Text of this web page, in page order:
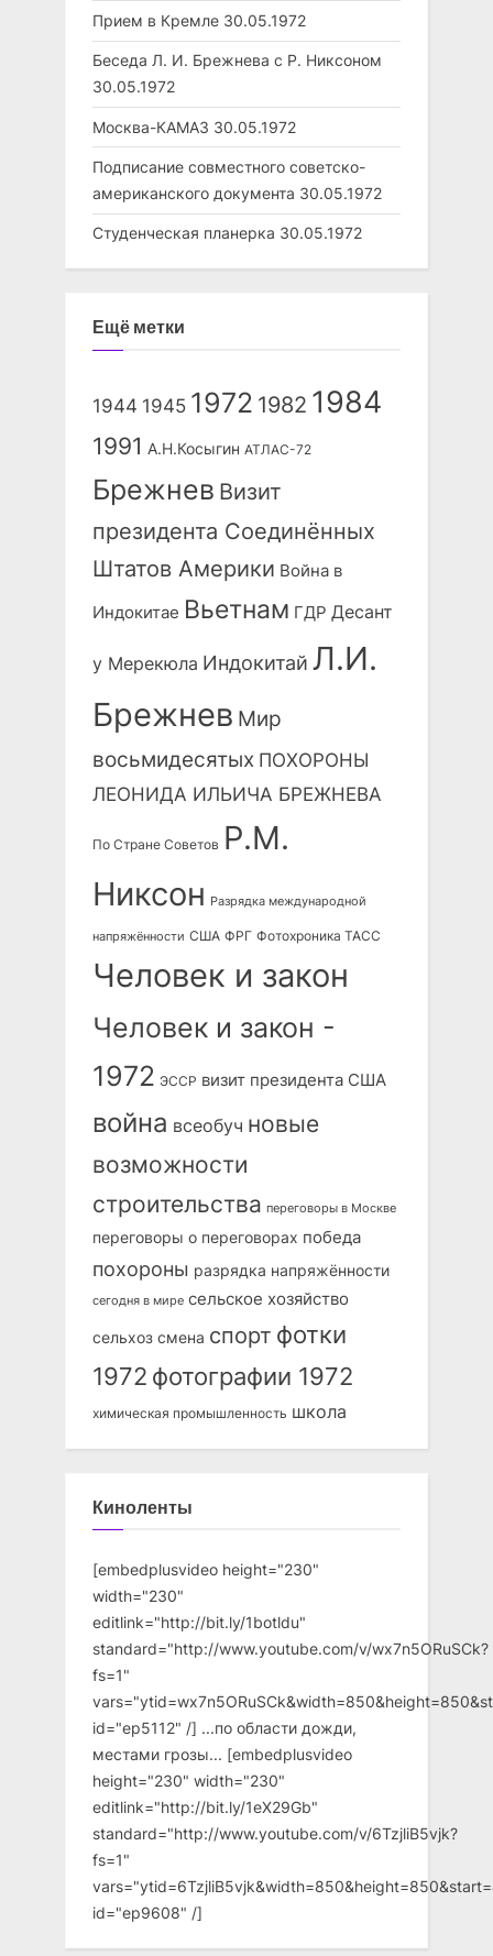
Прием в Кремле 30.05.1972
Беседа Л. И. Брежнева с Р. Никсоном
30.05.1972
Москва-КАМАЗ 30.05.1972
Подписание совместного советско-
американского документа 30.05.1972
Студенческая планерка 30.05.1972
Ещё метки
1944 1945 1972 1982 1984
1991 А.Н.Косыгин АТЛАС-72
Брежнев Визит
президента Соединённых
Штатов Америки Война в
Индокитае Вьетнам ГДР Десант
у Мерекюла Индокитай Л.И.
Брежнев Мир
восьмидесятых ПОХОРОНЫ
ЛЕОНИДА ИЛЬИЧА БРЕЖНЕВА
По Стране Советов Р.М.
Никсон
Разрядка международной
напряжённости США ФРГ Фотохроника ТАСС
Человек и закон
Человек и закон -
1972 ЭССР визит президента США
война всеобуч новые
возможности
строительства переговоры в Москве
переговоры о переговорах победа
похороны разрядка напряжённости
сегодня в мире сельское хозяйство
сельхоз смена спорт фотки
1972 фотографии 1972
химическая промышленность школа
Киноленты
[embedplusvideo height="230"
width="230"
editlink="http://bit.ly/1botldu"
standard="http://www.youtube.com/v/wx7n5ORuSCk?
fs=1"
id="ep5112" /] ...по области дожди,
местами грозы... [embedplusvideo
height="230" width="230"
editlink="http://bit.ly/1eX29Gb"
standard="http://www.youtube.com/v/6TzjliB5vjk?
fs=1"
id="ep9608" /]